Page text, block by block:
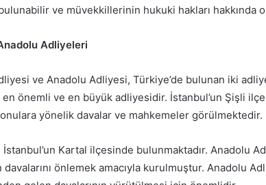
ve müvekkillerinin hukuki hakları hakkında
Adliyeleri
ve Anadolu Adliyesi, Türkiye’de bulunan iki
önemli ve en büyük adliyesidir. İstanbul’un Şişli
yönelik davalar ve mahkemeler görülmektedir.
Kartal ilçesinde bulunmaktadır. Anadolu
davalarını önlemek amacıyla kurulmuştur. Anadolu